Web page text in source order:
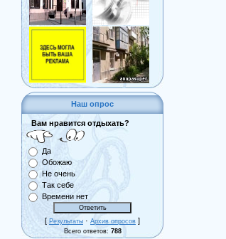
Наш опрос
Вам нравится отдыхать?
Да
Обожаю
Не очень
Так себе
Времени нет
[ Результаты · Архив опросов ]
Всего ответов: 788